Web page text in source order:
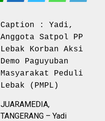
Caption : Yadi,
Anggota Satpol PP
Lebak Korban Aksi
Demo Paguyuban
Masyarakat Peduli
Lebak (PMPL)
JUARAMEDIA,
TANGERANG – Yadi